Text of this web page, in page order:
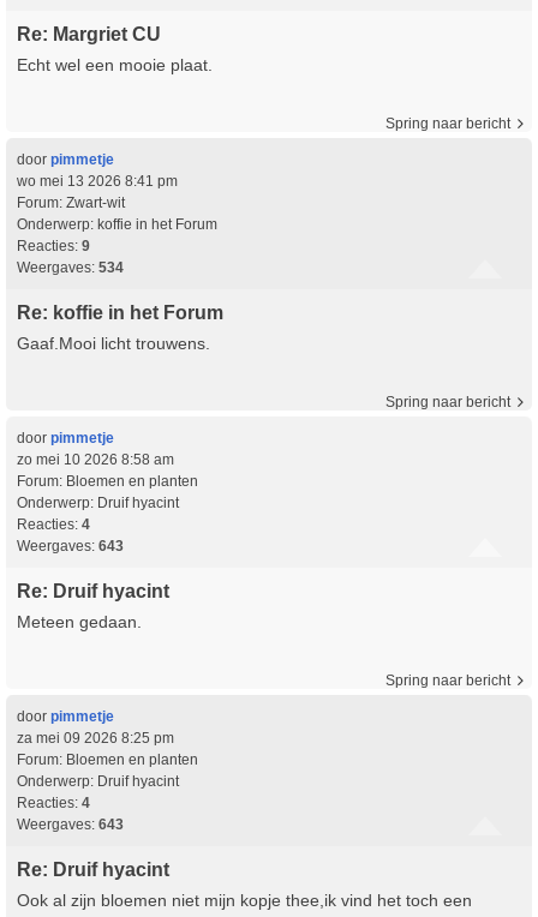
Re: Margriet CU
Echt wel een mooie plaat.
Spring naar bericht
door pimmetje
wo mei 13 2026 8:41 pm
Forum: Zwart-wit
Onderwerp: koffie in het Forum
Reacties: 9
Weergaves: 534
Re: koffie in het Forum
Gaaf.Mooi licht trouwens.
Spring naar bericht
door pimmetje
zo mei 10 2026 8:58 am
Forum: Bloemen en planten
Onderwerp: Druif hyacint
Reacties: 4
Weergaves: 643
Re: Druif hyacint
Meteen gedaan.
Spring naar bericht
door pimmetje
za mei 09 2026 8:25 pm
Forum: Bloemen en planten
Onderwerp: Druif hyacint
Reacties: 4
Weergaves: 643
Re: Druif hyacint
Ook al zijn bloemen niet mijn kopje thee,ik vind het toch een